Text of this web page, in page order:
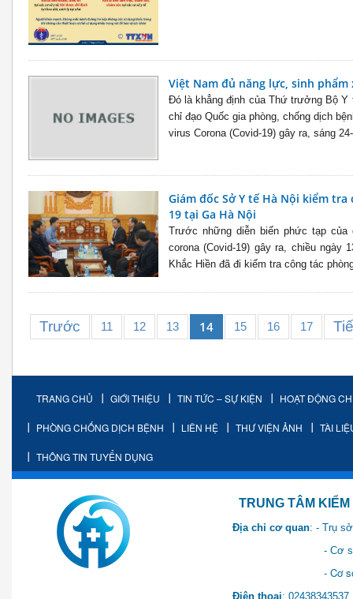
Việt Nam đủ năng lực, sinh
Đó là khẳng định của Thứ trưởng Bộ Y
chỉ đạo Quốc gia phòng, chống dịch
virus Corona (Covid-19) gây ra, sáng
Giám đốc Sở Y tế Hà Nội kiểm
19 tại Ga Hà Nội
Trước những diễn biến phức tạp
corona (Covid-19) gây ra, chiều ngày
Khắc Hiền đã đi kiểm tra công tác
Trước 11 12 13 14 15 16 17
TRANG CHỦ GIỚI THIỆU TIN TỨC – SỰ KIỆN HOẠT ĐỘNG
PHÒNG CHỐNG DỊCH BỆNH LIÊN HỆ THƯ VIỆN ẢNH TÀI
THÔNG TIN TUYỂN DỤNG
TRUNG TÂM KIỂM SOÁT
Địa chỉ cơ quan: - Trụ
- Cơ sở 2: Khu Hành
- Cơ sở 3: Số 1 Ngõ 2
Điện thoại: